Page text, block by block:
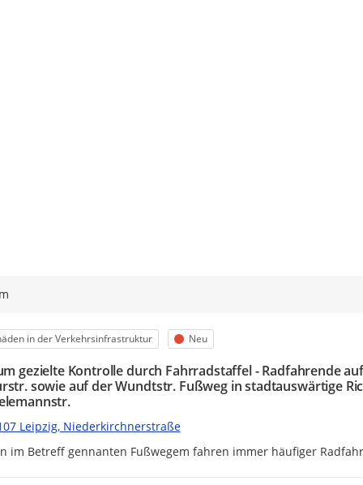
in der Verkehrsinfrastruktur Status
Neu
gezielte Kontrolle durch Fahrradstaffel - Radfahrende
sowie auf der Wundtstr. Fußweg in stadtauswärtige
Leipzig, Niederkirchnerstraße
im Betreff gennanten Fußwegem fahren immer häufiger